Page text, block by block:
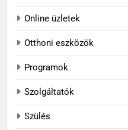
Online üzletek
Otthoni eszközök
Programok
Szolgáltatók
Szülés